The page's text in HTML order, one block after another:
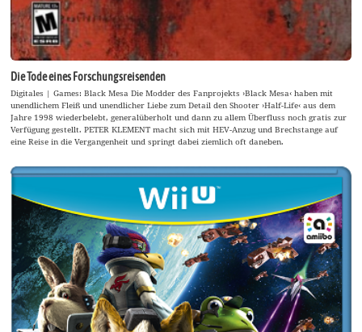
Die Tode eines Forschungsreisenden
Digitales | Games: Black Mesa Die Modder des Fanprojekts ›Black Mesa‹ haben mit
unendlichem Fleiß und unendlicher Liebe zum Detail den Shooter ›Half-Life‹ aus dem
Jahre 1998 wiederbelebt, generalüberholt und dann zu allem Überfluss noch gratis zur
Verfügung gestellt. PETER KLEMENT macht sich mit HEV-Anzug und Brechstange auf
eine Reise in die Vergangenheit und springt dabei ziemlich oft daneben.